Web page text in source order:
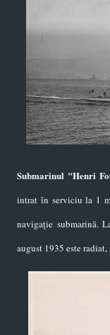
Submarinul "Henri
intrat în serviciu la 1
navigație submarină.
august 1935 este